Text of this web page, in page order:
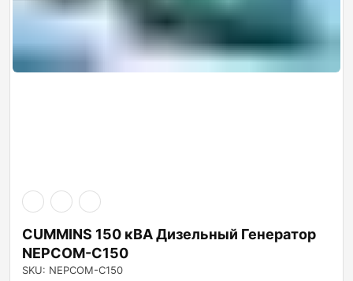
CUMMINS 150 кВА Дизельный Генератор
NEPCOM-C150
SKU: NEPCOM-C150